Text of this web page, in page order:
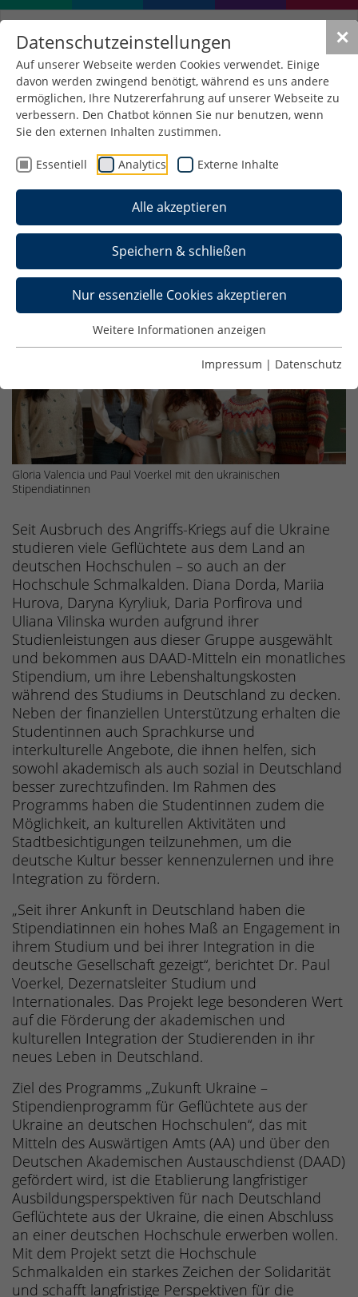
✕
Datenschutzeinstellungen
Auf unserer Webseite werden Cookies verwendet. Einige
davon werden zwingend benötigt, während es uns andere
ermöglichen, Ihre Nutzererfahrung auf unserer Webseite zu
verbessern. Den Chatbot können Sie nur benutzen, wenn
Sie den externen Inhalten zustimmen.
Essentiell Analytics Externe Inhalte
Alle akzeptieren
Speichern & schließen
Nur essenzielle Cookies akzeptieren
Weitere Informationen anzeigen
Impressum | Datenschutz
Fünf ukrainische
Studentinnen weiter an
der Hochschule gefördert
17. Februar 2025 Allgemein
Gloria Valencia und Paul Voerkel mit den ukrainischen
Stipendiatinnen
Seit Ausbruch des Angriffs-Kriegs auf die Ukraine
studieren viele Geflüchtete aus dem Land an
deutschen Hochschulen – so auch an der
Hochschule Schmalkalden. Diana Dorda, Mariia
Hurova, Daryna Kyryliuk, Daria Porfirova und
Uliana Vilinska wurden aufgrund ihrer
Studienleistungen aus dieser Gruppe ausgewählt
und bekommen aus DAAD-Mitteln ein monatliches
Stipendium, um ihre Lebenshaltungskosten
während des Studiums in Deutschland zu decken.
Neben der finanziellen Unterstützung erhalten die
Studentinnen auch Sprachkurse und
interkulturelle Angebote, die ihnen helfen, sich
sowohl akademisch als auch sozial in Deutschland
besser zurechtzufinden. Im Rahmen des
Programms haben die Studentinnen zudem die
Möglichkeit, an kulturellen Aktivitäten und
Stadtbesichtigungen teilzunehmen, um die
deutsche Kultur besser kennenzulernen und ihre
Integration zu fördern.
„Seit ihrer Ankunft in Deutschland haben die
Stipendiatinnen ein hohes Maß an Engagement in
ihrem Studium und bei ihrer Integration in die
deutsche Gesellschaft gezeigt“, berichtet Dr. Paul
Voerkel, Dezernatsleiter Studium und
Internationales. Das Projekt lege besonderen Wert
auf die Förderung der akademischen und
kulturellen Integration der Studierenden in ihr
neues Leben in Deutschland.
Ziel des Programms „Zukunft Ukraine –
Stipendienprogramm für Geflüchtete aus der
Ukraine an deutschen Hochschulen“, das mit
Mitteln des Auswärtigen Amts (AA) und über den
Deutschen Akademischen Austauschdienst (DAAD)
gefördert wird, ist die Etablierung langfristiger
Ausbildungsperspektiven für nach Deutschland
Geflüchtete aus der Ukraine, die einen Abschluss
an einer deutschen Hochschule erwerben wollen.
Mit dem Projekt setzt die Hochschule
Schmalkalden ein starkes Zeichen der Solidarität
und schafft langfristige Perspektiven für die